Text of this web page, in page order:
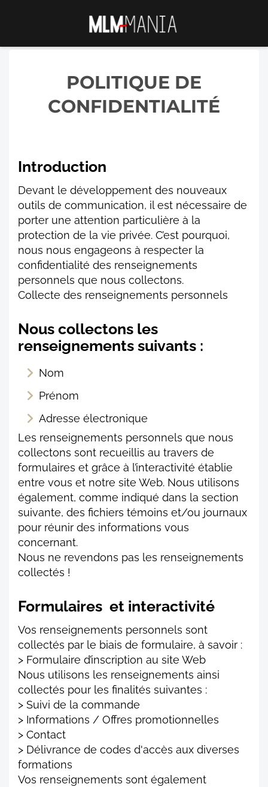
POLITIQUE DE
CONFIDENTIALITÉ
Introduction
Devant le développement des nouveaux
outils de communication, il est nécessaire de
porter une attention particulière à la
protection de la vie privée. C’est pourquoi,
nous nous engageons à respecter la
confidentialité des renseignements
personnels que nous collectons.
Collecte des renseignements personnels
Nous collectons les
renseignements suivants :
Nom
Prénom
Adresse électronique
Les renseignements personnels que nous
collectons sont recueillis au travers de
formulaires et grâce à l’interactivité établie
entre vous et notre site Web. Nous utilisons
également, comme indiqué dans la section
suivante, des fichiers témoins et/ou journaux
pour réunir des informations vous
concernant.
Nous ne revendons pas les renseignements
collectés !
Formulaires et interactivité
Vos renseignements personnels sont
collectés par le biais de formulaire, à savoir :
> Formulaire d’inscription au site Web
Nous utilisons les renseignements ainsi
collectés pour les finalités suivantes :
> Suivi de la commande
> Informations / Offres promotionnelles
> Contact
> Délivrance de codes d'accès aux diverses
formations
Vos renseignements sont également